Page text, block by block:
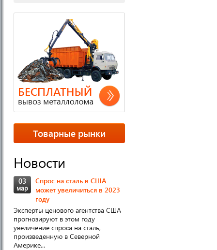
Товарные рынки
Новости
03
мар
Спрос на сталь в США
может увеличиться в 2023
году
Эксперты ценового агентства США
прогнозируют в этом году
увеличение спроса на сталь,
произведенную в Северной
Америке...